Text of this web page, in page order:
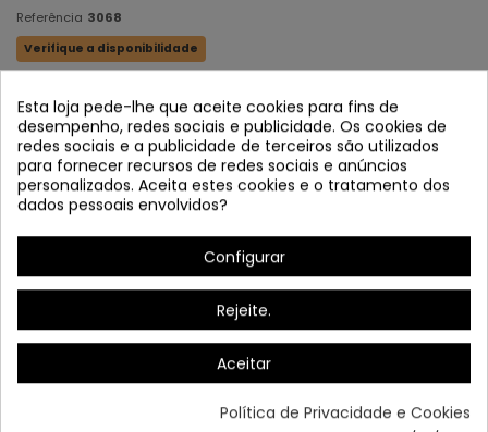
Referência 3068
Verifique a disponibilidade
Pendente de 1L
Cristal tiffany original
Chocolate marrom Funções
1 x E27 (bombilla não incluído)
Dados do produto
Esta loja pede-lhe que aceite cookies para fins de
desempenho, redes sociais e publicidade. Os cookies de
redes sociais e a publicidade de terceiros são utilizados
para fornecer recursos de redes sociais e anúncios
personalizados. Aceita estes cookies e o tratamento dos
dados pessoais envolvidos?
Configurar
Rejeite.
Aceitar
Política de Privacidade e Cookies